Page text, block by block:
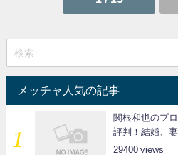
メッチャ人気の記事
関根和也のプ
評判！結婚、
29400